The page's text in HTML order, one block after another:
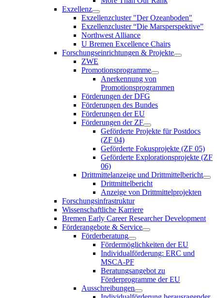
Exzellenz
Exzellenzcluster "Der Ozeanboden"
Exzellenzcluster “Die Marsperspektive”
Northwest Alliance
U Bremen Excellence Chairs
Forschungseinrichtungen & Projekte
ZWE
Promotionsprogramme
Anerkennung von
Promotionsprogrammen
Förderungen der DFG
Förderungen des Bundes
Förderungen der EU
Förderungen der ZF
Geförderte Projekte für Postdocs
(ZF 04)
Geförderte Fokusprojekte (ZF 05)
Geförderte Explorationsprojekte (ZF
06)
Drittmittelanzeige und Drittmittelbericht
Drittmittelbericht
Anzeige von Drittmittelprojekten
Forschungsinfrastruktur
Wissenschaftliche Karriere
Bremen Early Career Researcher Development
Förderangebote & Service
Förderberatung
Fördermöglichkeiten der EU
Individualförderung: ERC und
MSCA-PF
Beratungsangebot zu
Förderprogramme der EU
Ausschreibungen